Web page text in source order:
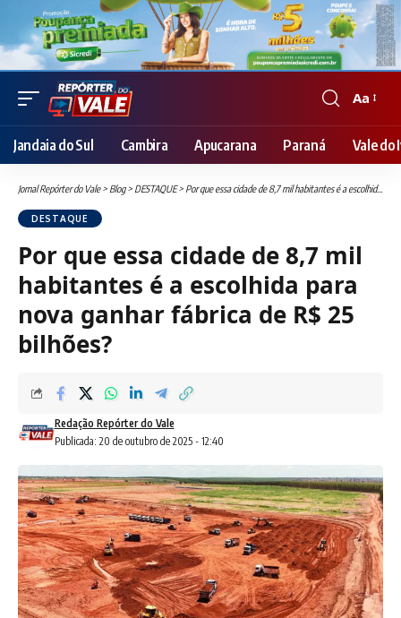
Font
Resizer
Aa
Jandaia do Sul Cambira Apucarana Paraná Vale do
Jornal Repórter do Vale> Blog> DESTAQUE> Por que essa cidade de 8,7 mil habitantes é a escolhida para nova ganhar fábrica de R$ 25 bilhões?
DESTAQUE
Por que essa cidade de 8,7 mil
habitantes é a escolhida para
nova ganhar fábrica de R$ 25
bilhões?
Publicada: 20 de outubro de 2025 - 12:40
Redação Repórter do Vale